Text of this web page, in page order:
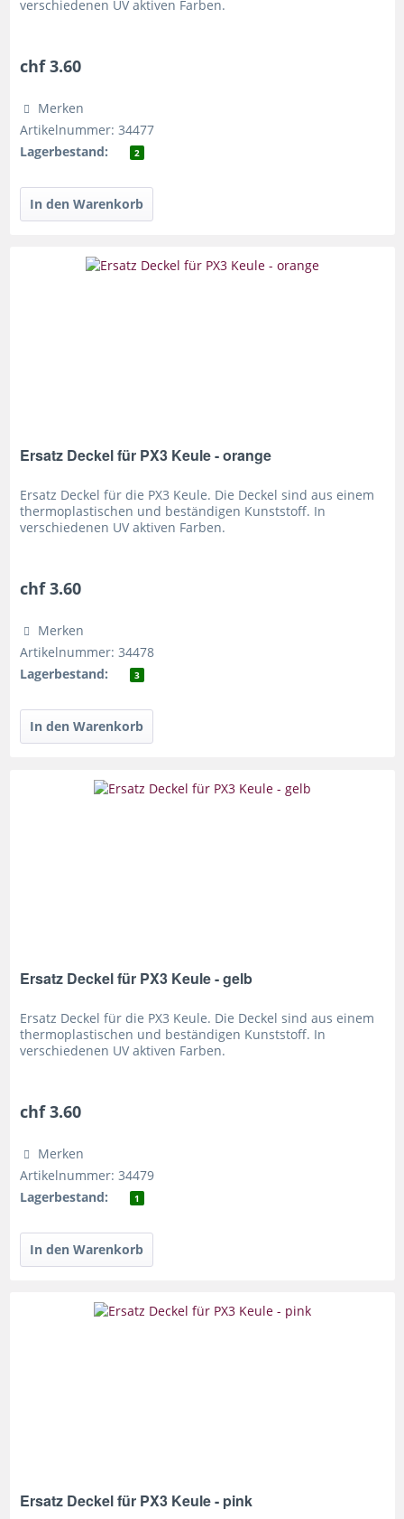
verschiedenen UV aktiven Farben.
chf 3.60
Merken
Artikelnummer: 34477
Lagerbestand:
2
Ersatz Deckel für PX3 Keule - orange
Ersatz Deckel für die PX3 Keule. Die Deckel sind aus einem
thermoplastischen und beständigen Kunststoff. In
verschiedenen UV aktiven Farben.
chf 3.60
Merken
Artikelnummer: 34478
Lagerbestand:
3
Ersatz Deckel für PX3 Keule - gelb
Ersatz Deckel für die PX3 Keule. Die Deckel sind aus einem
thermoplastischen und beständigen Kunststoff. In
verschiedenen UV aktiven Farben.
chf 3.60
Merken
Artikelnummer: 34479
Lagerbestand:
1
Ersatz Deckel für PX3 Keule - pink